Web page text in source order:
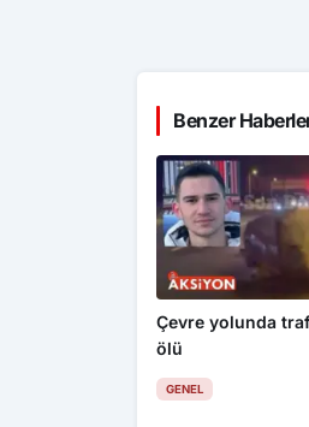
Benzer
Çevre yolunda
ölü
GENEL